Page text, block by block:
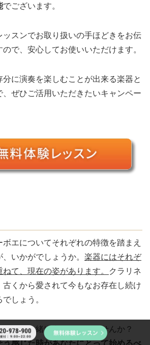
でございます。
スンでお取り扱いの手ほどきをお伝
で、安心してお使いいただけます。
に演奏を楽しむことが出来る楽器と
ぜひご活用いただきたいキャンペー
エについてそれぞれの特徴を踏まえ
いかがでしょうか。 楽器にはそれぞ
て、現在の姿があります。
クラリネ
古くから愛されて今もなお存在し続け
しょう。
で、一緒に奏でていきませんか？